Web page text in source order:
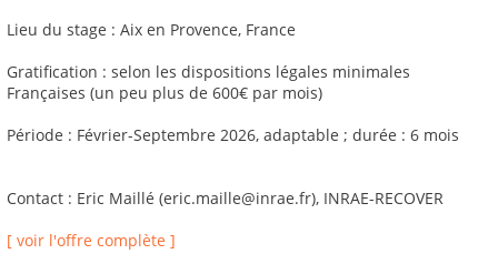
Lieu du stage : Aix en Provence, France
Gratification : selon les dispositions légales minimales
Françaises (un peu plus de 600€ par mois)
Période : Février-Septembre 2026, adaptable ; durée : 6 mois
Contact : Eric Maillé (eric.maille@inrae.fr), INRAE-RECOVER
[ voir l'offre complète ]